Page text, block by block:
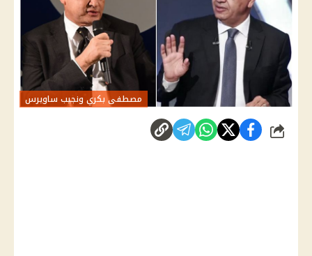
مصطفى بكري ونجيب ساويرس
شارك